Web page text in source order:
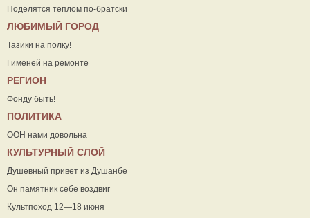
Поделятся теплом по-братски
ЛЮБИМЫЙ ГОРОД
Тазики на полку!
Гименей на ремонте
РЕГИОН
Фонду быть!
ПОЛИТИКА
ООН нами довольна
КУЛЬТУРНЫЙ СЛОЙ
Душевный привет из Душанбе
Он памятник себе воздвиг
Культпоход 12—18 июня